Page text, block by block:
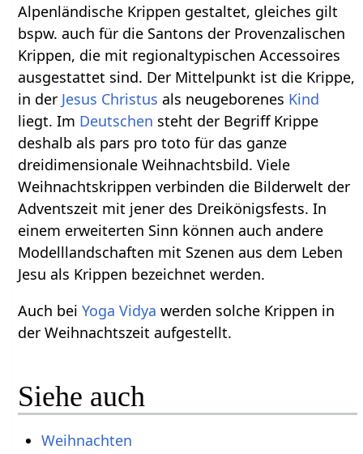
Alpenländische Krippen gestaltet, gleiches gilt
bspw. auch für die Santons der Provenzalischen
Krippen, die mit regionaltypischen Accessoires
ausgestattet sind. Der Mittelpunkt ist die Krippe,
in der Jesus Christus als neugeborenes Kind
liegt. Im Deutschen steht der Begriff Krippe
deshalb als pars pro toto für das ganze
dreidimensionale Weihnachtsbild. Viele
Weihnachtskrippen verbinden die Bilderwelt der
Adventszeit mit jener des Dreikönigsfests. In
einem erweiterten Sinn können auch andere
Modelllandschaften mit Szenen aus dem Leben
Jesu als Krippen bezeichnet werden.
Auch beiYoga Vidya werden solche Krippen in
der Weihnachtszeit aufgestellt.
Siehe auch
Weihnachten